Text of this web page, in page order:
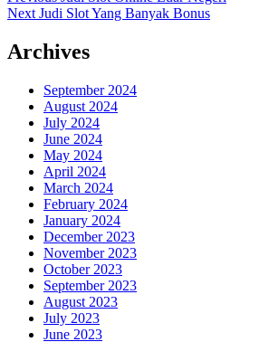
navigation
post:
Next Next
Judi Slot Yang Banyak Bonus
Archives
September 2024
August 2024
July 2024
June 2024
May 2024
April 2024
March 2024
February 2024
January 2024
December 2023
November 2023
October 2023
September 2023
August 2023
July 2023
June 2023